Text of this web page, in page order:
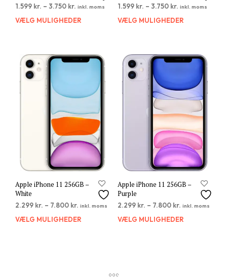
1.599 kr. – 3.750 kr. inkl. moms
VÆLG MULIGHEDER
Dette
varianter.
Mulighederne
vælges
1.599 kr. – 3.750 kr. inkl. moms
VÆLG MULIGHEDER
Apple iPhone 11 256GB –
White
2.299 kr. – 7.800 kr. inkl. moms
VÆLG MULIGHEDER
Dette
Mulighederne
Apple iPhone 11 256GB –
Purple
2.299 kr. – 7.800 kr. inkl. moms
VÆLG MULIGHEDER